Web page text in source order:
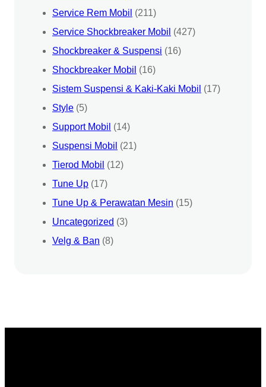
Service Rem Mobil (211)
Service Shockbreaker Mobil (427)
Shockbreaker & Suspensi (16)
Shockbreaker Mobil (16)
Sistem Suspensi & Kaki-Kaki Mobil (17)
Style (5)
Support Mobil (14)
Suspensi Mobil (21)
Tierod Mobil (12)
Tune Up (17)
Tune Up & Perawatan Mesin (15)
Uncategorized (3)
Velg & Ban (8)